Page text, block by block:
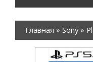
Главная » Sony »